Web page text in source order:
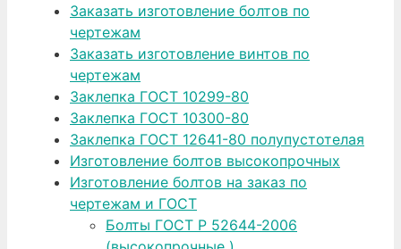
Заказать изготовление болтов по
чертежам
Заказать изготовление винтов по
чертежам
Заклепка ГОСТ 10299-80
Заклепка ГОСТ 10300-80
Заклепка ГОСТ 12641-80 полупустотелая
Изготовление болтов высокопрочных
Изготовление болтов на заказ по
чертежам и ГОСТ
Болты ГОСТ Р 52644-2006